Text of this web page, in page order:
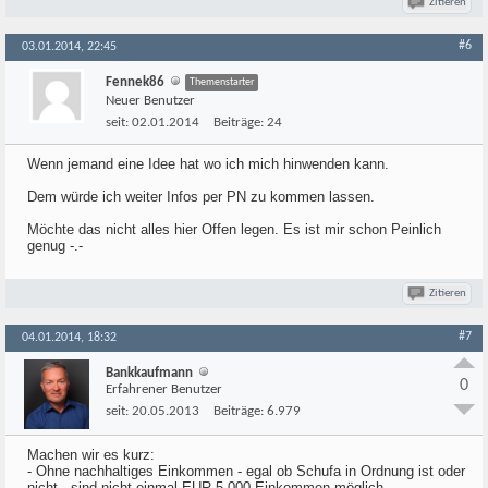
Zitieren
03.01.2014, 22:45 #6
Fennek86 Themenstarter
Neuer Benutzer
seit: 02.01.2014 Beiträge: 24
Wenn jemand eine Idee hat wo ich mich hinwenden kann.
Dem würde ich weiter Infos per PN zu kommen lassen.
Möchte das nicht alles hier Offen legen. Es ist mir schon Peinlich
genug -.-
Zitieren
04.01.2014, 18:32 #7
Bankkaufmann
Erfahrener Benutzer
seit: 20.05.2013 Beiträge: 6.979
0
Machen wir es kurz:
- Ohne nachhaltiges Einkommen - egal ob Schufa in Ordnung ist oder